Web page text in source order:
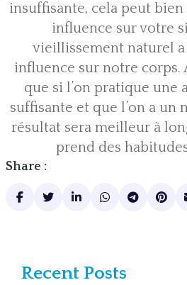
insuffisante, cela peut
influence sur votre
vieillissement naturel
influence sur notre corps.
que si l’on pratique une
suffisante et que l’on a un
résultat sera meilleur à
prend des
Share :
Recent Posts